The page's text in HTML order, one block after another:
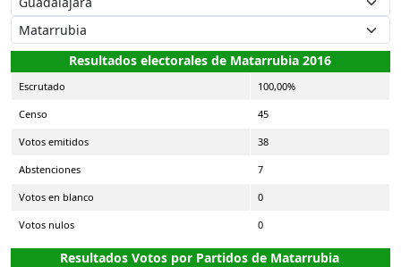
Resultados electorales de Matarrubia 2016
Escrutado 100,00%
Censo 45
Votos emitidos 38
Abstenciones 7
Votos en blanco 0
Votos nulos 0
Resultados Votos por Partidos de Matarrubia